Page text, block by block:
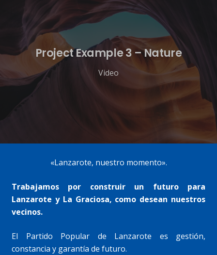
Project Example 3 – Nature
Video
«Lanzarote, nuestro momento».
Trabajamos por construir un futuro para
Lanzarote y La Graciosa, como desean nuestros
vecinos.
El Partido Popular de Lanzarote es gestión,
constancia y garantía de futuro.